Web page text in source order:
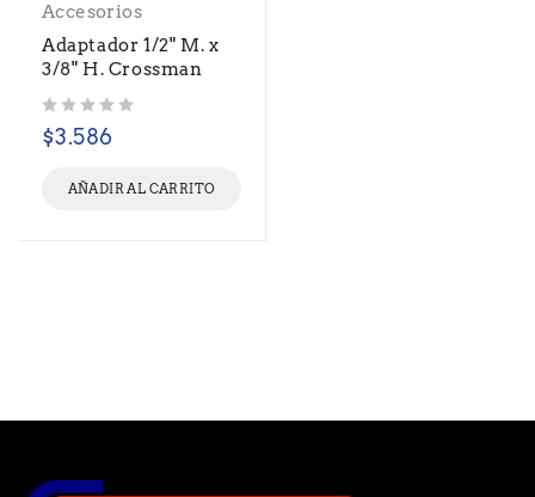
Accesorios
Adaptador 1/2" M. x
3/8" H. Crossman
$3.586
AÑADIR AL CARRITO